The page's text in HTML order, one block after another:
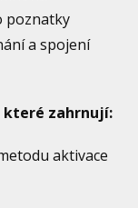
poznatky
a spojení
které zahrnují:
aktivace